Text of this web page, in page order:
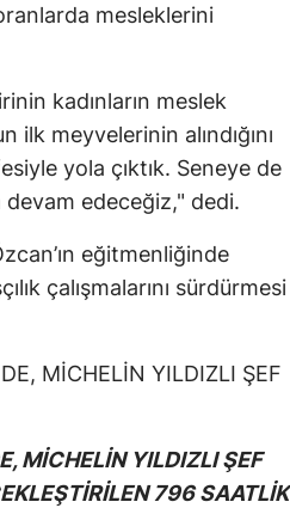
mesleklerini
kadınların meslek
meyvelerinin alındığını
yola çıktık. Seneye de
devam edeceğiz," dedi.
eğitmenliğinde
çalışmalarını sürdürmesi
MİCHELİN YILDIZLI ŞEF
796 SAATLİK